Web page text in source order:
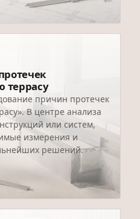
террасу
причин протечек
В центре анализа
или систем,
измерения и
решений.